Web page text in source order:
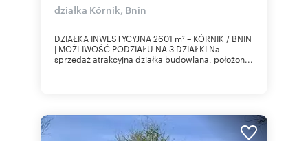
działka Kórnik, Bnin
DZIAŁKA INWESTYCYJNA 2601 m² – KÓRNIK / BNIN
| MOŻLIWOŚĆ PODZIAŁU NA 3 DZIAŁKI Na
sprzedaż atrakcyjna działka budowlana, położon...